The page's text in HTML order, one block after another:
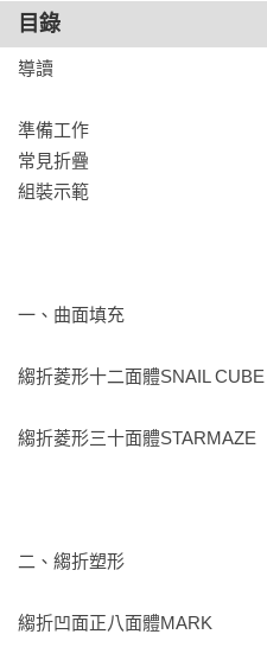
「我總會讚嘆那些在大自然中
美。」──莊嘉豪／頹廢摺學家
【達人推薦】（按姓名順序排列
連崇馨 臺灣摺紙協會
賴以威　國立臺灣師範大學電
【本書特色】
目錄
導讀
準備工作
常見折疊
組裝示範
一、曲面填充
縐折菱形十二面體SNAIL CUBE
縐折菱形三十面體STARMAZE
二、縐折塑形
縐折凹面正八面體MARK